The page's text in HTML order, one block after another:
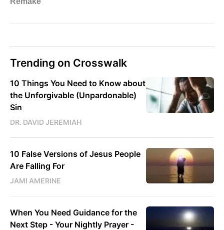
Trending on Crosswalk
10 Things You Need to Know about
the Unforgivable (Unpardonable)
Sin
DR. DAVID JEREMIAH
10 False Versions of Jesus People
Are Falling For
JAMI AMERINE
When You Need Guidance for the
Next Step - Your Nightly Prayer -